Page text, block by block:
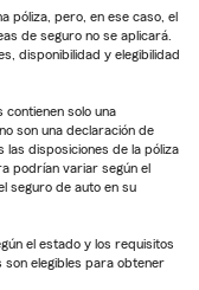
póliza, pero, en ese caso, el
de seguro no se aplicará.
disponibilidad y elegibilidad
solo una
son una declaración de
disposiciones de la póliza
podrían variar según el
seguro de auto en su
el estado y los requisitos
son elegibles para obtener